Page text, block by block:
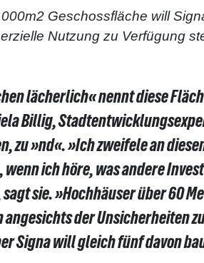
Geschossfläche will
Nutzung zu Verfügung
lächerlich« nennt diese
Billig,
zu »nd«. »Ich zweifele an
wenn ich höre, was andere
sie. »Hochhäuser über 60
angesichts der Unsicherheiten
Signa will gleich fünf davon